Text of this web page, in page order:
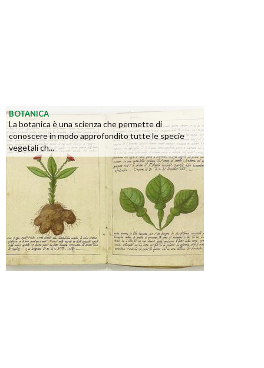
BOTANICA
La botanica è una scienza che permette di
conoscere in modo approfondito tutte le specie
vegetali ch...